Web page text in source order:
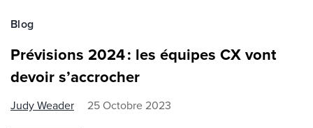
Blog
Prévisions 2024 : les équipes CX vont
devoir s’accrocher
Judy Weader 25 Octobre 2023